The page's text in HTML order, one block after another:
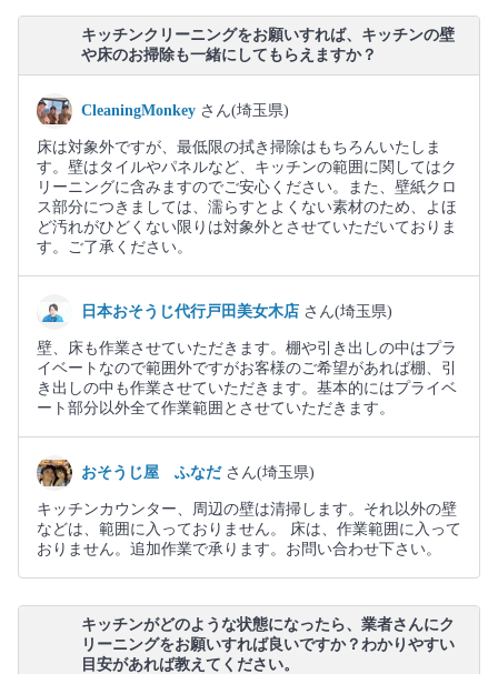
キッチンクリーニングをお願いすれば、キッチンの壁
や床のお掃除も一緒にしてもらえますか？
CleaningMonkey さん(埼玉県)
床は対象外ですが、最低限の拭き掃除はもちろんいたしま
す。壁はタイルやパネルなど、キッチンの範囲に関してはク
リーニングに含みますのでご安心ください。また、壁紙クロ
ス部分につきましては、濡らすとよくない素材のため、よほ
ど汚れがひどくない限りは対象外とさせていただいておりま
す。ご了承ください。
日本おそうじ代行戸田美女木店 さん(埼玉県)
壁、床も作業させていただきます。棚や引き出しの中はプラ
イベートなので範囲外ですがお客様のご希望があれば棚、引
き出しの中も作業させていただきます。基本的にはプライベ
ート部分以外全て作業範囲とさせていただきます。
おそうじ屋 ふなだ さん(埼玉県)
キッチンカウンター、周辺の壁は清掃します。それ以外の壁
などは、範囲に入っておりません。 床は、作業範囲に入って
おりません。追加作業で承ります。お問い合わせ下さい。
キッチンがどのような状態になったら、業者さんにク
リーニングをお願いすれば良いですか？わかりやすい
目安があれば教えてください。